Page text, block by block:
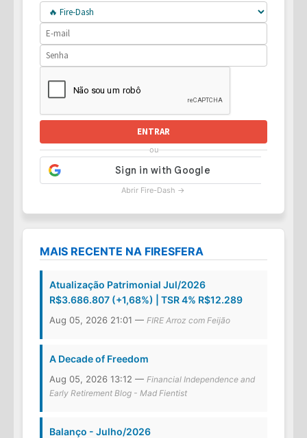
ENTRAR
ou
Abrir Fire-Dash →
MAIS RECENTE NA FIRESFERA
Atualização Patrimonial Jul/2026
R$3.686.807 (+1,68%) | TSR 4% R$12.289
Aug 05, 2026 21:01 — FIRE Arroz com Feijão
A Decade of Freedom
Aug 05, 2026 13:12 — Financial Independence and
Early Retirement Blog - Mad Fientist
Balanço - Julho/2026